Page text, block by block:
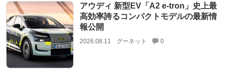
アウディ 新型EV「A2 e-tron」史上最
高効率誇るコンパクトモデルの最新情
報公開
2026.08.11 グーネット 0